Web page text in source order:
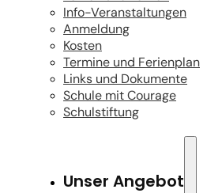
Info-Veranstaltungen
Anmeldung
Kosten
Termine und Ferienplan
Links und Dokumente
Schule mit Courage
Schulstiftung
Unser Angebot